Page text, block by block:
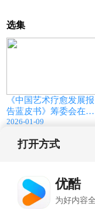
选集
《中国艺术疗愈发展报
告蓝皮书》筹委会在京
启动： 以中国智慧赋能
2026-01-09
打开方式
优酷
为好内容